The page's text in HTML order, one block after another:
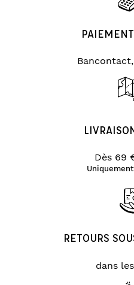
Dès 69
RETOURS
dans